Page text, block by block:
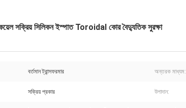
সক্রিয় সিলিকন ইস্পাত Toroidal কোর বৈদ্যুতিক সুরক্ষা
বর্তমান ট্রান্সফরমার অন্তরক মাধ্যম:
সক্রিয় প্রকার উপাদান: